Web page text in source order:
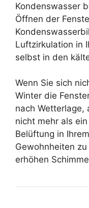
Kondenswasser
Öffnen der
Luftzirkulation in
selbst in den
Wenn Sie sich
Winter die
nach Wetterlage,
nicht mehr als
Belüftung in
Gewohnheiten
erhöhen